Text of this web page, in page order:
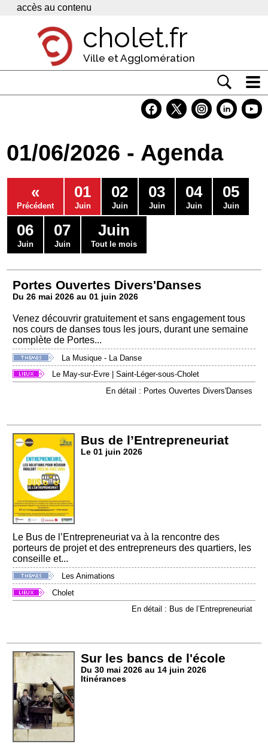
Panneau de gestion des cookies
accès au contenu
cholet.fr
Ville et Agglomération
Economie
Services
Contacts
01/06/2026 - Agenda
«
Précédent
01
Juin
02
Juin
03
Juin
04
Juin
05
Juin
06
Juin
07
Juin
Juin
Tout le mois
Portes Ouvertes Divers'Danses
Du 26 mai 2026 au 01 juin 2026
Venez découvrir gratuitement et sans engagement tous
nos cours de danses tous les jours, durant une semaine
complète de Portes...
La Musique - La Danse
Le May-sur-Evre |Saint-Léger-sous-Cholet
En détail : Portes Ouvertes Divers'Danses
Bus de l’Entrepreneuriat
Le 01 juin 2026
Le Bus de l’Entrepreneuriat va à la rencontre des
porteurs de projet et des entrepreneurs des quartiers, les
conseille et...
Les Animations
Cholet
En détail : Bus de l’Entrepreneuriat
Sur les bancs de l'école
Du 30 mai 2026 au 14 juin 2026
Itinérances